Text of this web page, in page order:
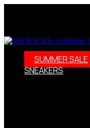
SUMMER SALE
SNEAKERS